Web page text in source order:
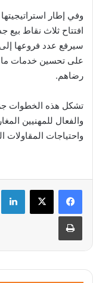
وفي إطار استراتيجيتها
على تحسين خدمات ما
رضاهم.
تشكل هذه الخطوات
والفعال للمهنيين
واحتياجات المقاولات
طباعة